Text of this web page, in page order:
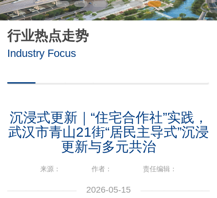
行业热点走势
Industry Focus
沉浸式更新｜“住宅合作社”实践，
武汉市青山21街“居民主导式”沉浸
更新与多元共治
来源： 作者： 责任编辑：
2026-05-15